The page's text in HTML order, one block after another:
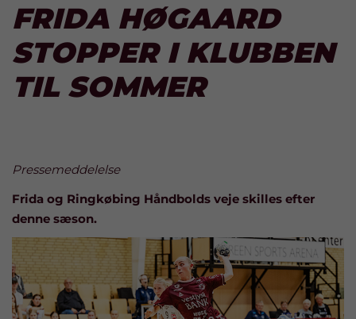
FRIDA HØGAARD
STOPPER I KLUBBEN
TIL SOMMER
Pressemeddelelse
Frida og Ringkøbing Håndbolds veje skilles efter
denne sæson.